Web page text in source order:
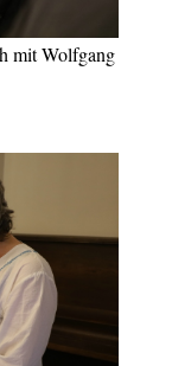
mit Wolfgang